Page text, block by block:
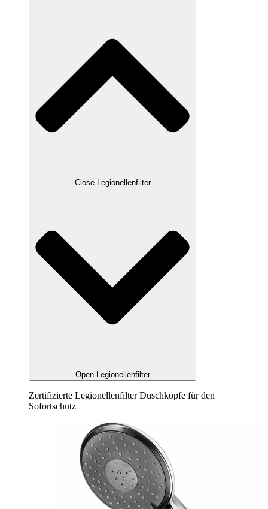
Close Legionellenfilter
Open Legionellenfilter
Zertifizierte Legionellenfilter Duschköpfe für den
Sofortschutz